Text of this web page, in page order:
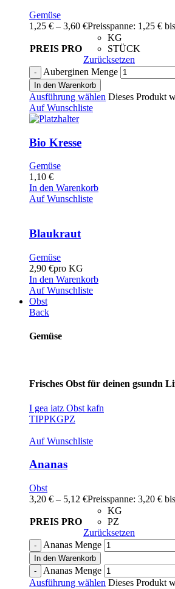
Gemüse
1,25 € – 3,60 €Preisspanne: 1,25 €
PREIS PRO
KG
STÜCK
Zurücksetzen
Auberginen Menge
In den Warenkorb
Ausführung wählen Dieses Produkt
Auf Wunschliste
Bio Kresse
Gemüse
1,10 €
In den Warenkorb
Auf Wunschliste
Blaukraut
Gemüse
2,90 €pro KG
In den Warenkorb
Auf Wunschliste
Obst
Back
Gemüse
Frisches Obst für deinen gsundn
I gea iatz Obst kafn
TIPPKGPZ
Auf Wunschliste
Ananas
Obst
3,20 € – 5,12 €Preisspanne: 3,20 €
PREIS PRO
KG
PZ
Zurücksetzen
Ananas Menge
In den Warenkorb
Ananas Menge
Ausführung wählen Dieses Produkt